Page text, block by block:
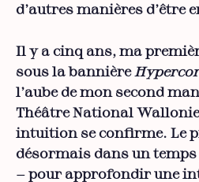
d’autres manières d’être
Il y a cinq ans, ma
sous la bannière
l’aube de mon second
Théâtre National
intuition se confirme. Le
désormais dans un
— pour approfondir une